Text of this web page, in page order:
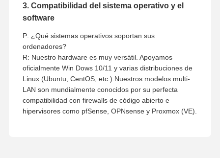
3. Compatibilidad del sistema operativo y el
software
P: ¿Qué sistemas operativos soportan sus
ordenadores?
R: Nuestro hardware es muy versátil. Apoyamos
oficialmente Win Dows 10/11 y varias distribuciones de
Linux (Ubuntu, CentOS, etc.).Nuestros modelos multi-
LAN son mundialmente conocidos por su perfecta
compatibilidad con firewalls de código abierto e
hipervisores como pfSense, OPNsense y Proxmox (VE).